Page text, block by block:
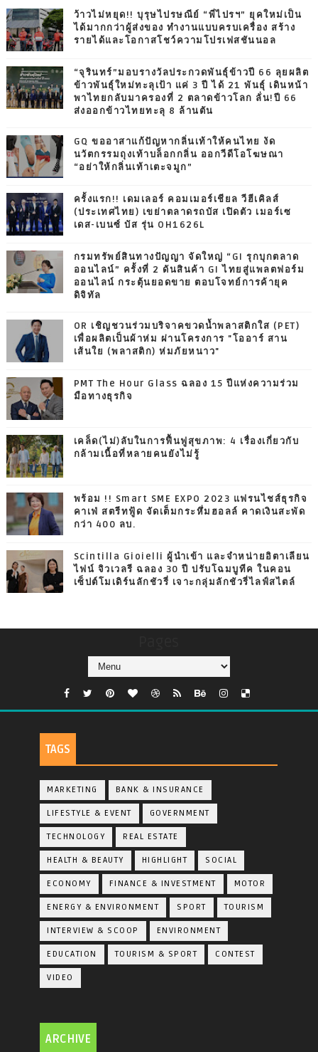
ว้าวไม่หยุด!! บุรุษไปรษณีย์ “พี่ไปรฯ” ยุคใหม่เป็น
ได้มากกว่าผู้ส่งของ ทำงานแบบครบเครื่อง สร้าง
รายได้และโอกาสโชว์ความโปรเฟสชันนอล
“จุรินทร์”มอบรางวัลประกวดพันธุ์ข้าวปี 66 ลุยผลิต
ข้าวพันธุ์ใหม่ทะลุเป้า แค่ 3 ปี ได้ 21 พันธุ์ เดินหน้า
พาไทยกลับมาครองที่ 2 ตลาดข้าวโลก ลั่น!ปี 66
ส่งออกข้าวไทยทะลุ 8 ล้านตัน
GQ ขออาสาแก้ปัญหากลิ่นเท้าให้คนไทย งัด
นวัตกรรมถุงเท้าบล็อกกลิ่น ออกวีดีโอโฆษณา
“อย่าให้กลิ่นเท้าเตะจมูก”
ครั้งแรก!! เดมเลอร์ คอมเมอร์เชียล วีฮีเคิลส์
(ประเทศไทย) เขย่าตลาดรถบัส เปิดตัว เมอร์เซ
เดส-เบนซ์ บัส รุ่น OH1626L
กรมทรัพย์สินทางปัญญา จัดใหญ่ “GI รุกบุกตลาด
ออนไลน์” ครั้งที่ 2 ดันสินค้า GI ไทยสู่แพลตฟอร์ม
ออนไลน์ กระตุ้นยอดขาย ตอบโจทย์การค้ายุค
ดิจิทัล
OR เชิญชวนร่วมบริจาคขวดน้ำพลาสติกใส (PET)
เพื่อผลิตเป็นผ้าห่ม ผ่านโครงการ "โออาร์ สาน
เส้นใย (พลาสติก) ห่มภัยหนาว"
PMT The Hour Glass ฉลอง 15 ปีแห่งความร่วม
มือทางธุรกิจ
เคล็ด(ไม่)ลับในการฟื้นฟูสุขภาพ: 4 เรื่องเกี่ยวกับ
กล้ามเนื้อที่หลายคนยังไม่รู้
พร้อม !! Smart SME EXPO 2023 แฟรนไชส์ธุรกิจ
คาเฟ่ สตรีทฟู้ด จัดเต็มกระหึ่มฮอลล์ คาดเงินสะพัด
กว่า 400 ลบ.
Scintilla Gioielli ผู้นำเข้า และจำหน่ายอิตาเลียน
ไฟน์ จิวเวลรี ฉลอง 30 ปี ปรับโฉมบูทีค ในคอน
เซ็ปต์โมเดิร์นลักชัวรี่ เจาะกลุ่มลักชัวรี่ไลฟ์สไตล์
TAGS
MARKETING BANK & INSURANCE
LIFESTYLE & EVENT GOVERNMENT
TECHNOLOGY REAL ESTATE
HEALTH & BEAUTY HIGHLIGHT SOCIAL
ECONOMY FINANCE & INVESTMENT MOTOR
ENERGY & ENVIRONMENT SPORT TOURISM
INTERVIEW & SCOOP ENVIRONMENT
EDUCATION TOURISM & SPORT CONTEST
VIDEO
ARCHIVE